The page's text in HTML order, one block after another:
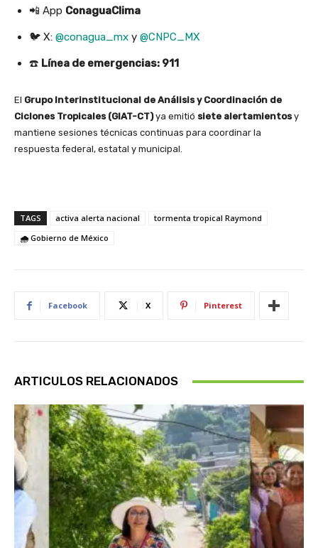
📲 App ConaguaClima
🐦 X: @conagua_mx y @CNPC_MX
☎️ Línea de emergencias: 911
El Grupo Interinstitucional de Análisis y Coordinación de
Ciclones Tropicales (GIAT-CT)ya emitió siete alertamientosy
mantiene sesiones técnicas continuas para coordinar la
respuesta federal, estatal y municipal.
TAGS activa alerta nacional
tormenta tropical Raymond
🌧️ Gobierno de México
Facebook X Pinterest
ARTICULOS RELACIONADOS